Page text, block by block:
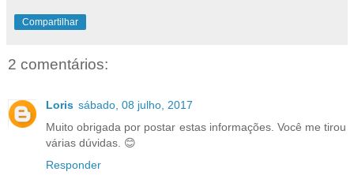
Compartilhar
2 comentários:
Loris sábado, 08 julho, 2017
Muito obrigada por postar estas informações. Você me tirou
várias dúvidas. 😊
Responder